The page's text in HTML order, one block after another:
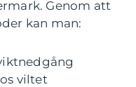
Genom att
kan man:
viltet